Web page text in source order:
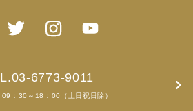
6773-9011
09：30～18：00（土日祝日除）